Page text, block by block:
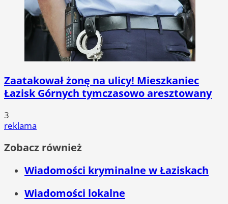
Zaatakował żonę na ulicy! Mieszkaniec
Łazisk Górnych tymczasowo aresztowany
3
reklama
Zobacz również
Wiadomości kryminalne w Łaziskach
Wiadomości lokalne